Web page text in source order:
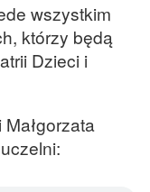
wszystkim
którzy będą
Dzieci i